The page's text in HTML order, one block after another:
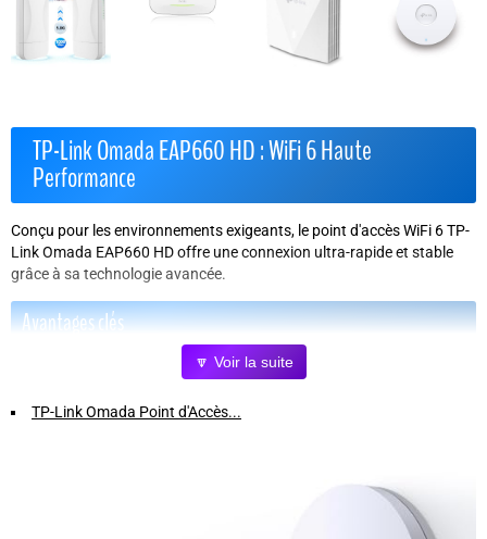
TP-Link Omada EAP660 HD : WiFi 6 Haute
Performance
Conçu pour les environnements exigeants, le point d'accès WiFi 6 TP-
Link Omada EAP660 HD offre une connexion ultra-rapide et stable
grâce à sa technologie avancée.
Avantages clés
Port 2,5 GbE avec PoE+: installation simple et flexible, supporte
Connectivité haute densité: grâce à OFDMA et MU-MIMO,
: vos appareils se connectent
automatiquement au point d'accès avec le meilleur signal, idéal pour
🔽 Voir la suite
TP-Link Omada Point d'Accès...